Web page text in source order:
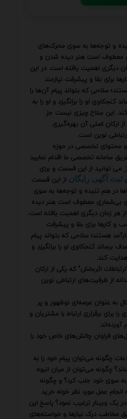
و توجه‌ها به سوی محرک‌های
معطوف است هنر دیده شدن و
دیگری اهمیت یافته است. در این
برای بقا و پیشرفت نیازمند
سلاحی که بتواند پیام آن‌ها را
او را برانگیزد و او را به
این سلاح چیزی نیست جز
ارکان اصلی آن بهره‌گیری
نوین است.
و محتوای تخصصی در حوزه
سامانه تخصصی ما اقدام نمایید
می توانید از این قسمت و برای
ثبت آگهی رایگان از این قسمت
در هم تنیده و توجه‌ها به سوی
بی‌شماری معطوف است هنر دیده
زمان دیگری اهمیت یافته است.
و کارها برای بقا و پیشرفت
هستند؛ سلاحی که بتواند پیام
کنجکاوی او را برانگیزد و
کند.
اثربخش" که یکی از ارکان
از ظرفیت‌های ارتباطی نوین
به عنوان عرصه‌ای نوظهور و پر
برقراری ارتباط با مشتریان و
فراوان چالش‌های خاص خود را
چگونه می‌توان پیام خود را به
چگونه می‌توان از میان انبوه
به سوی خود جلب کرد؟ و چگونه
انجام عمل مورد نظر خواه خرید
یک وبینار ترغیب نمود؟ پاسخ این
مخاطب درک نیازها و خواسته‌های